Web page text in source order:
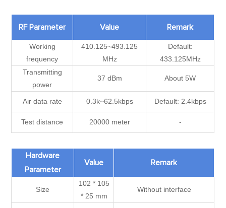
RF Parameter Value Remark
Working
frequency
410.125~493.125
MHz
Default:
433.125MHz
Transmitting
power
37 dBm About 5W
Air data rate 0.3k~62.5kbps Default: 2.4kbps
Test distance 20000 meter -
Hardware
Parameter
Value Remark
Size
102 * 105
* 25 mm
Without interface